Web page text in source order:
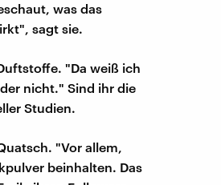
was das
sagt sie.
"Da weiß ich
nicht." Sind ihr die
Studien.
"Vor allem,
beinhalten. Das